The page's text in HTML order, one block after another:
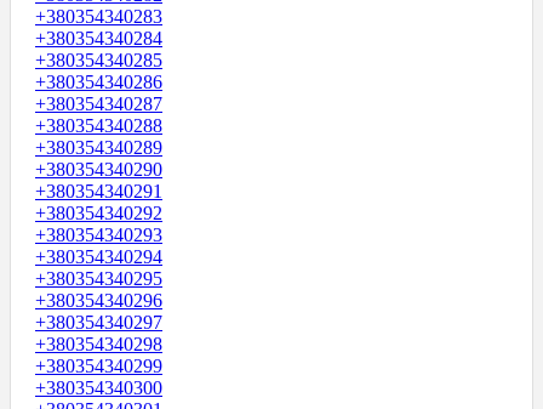
+380354340283
+380354340284
+380354340285
+380354340286
+380354340287
+380354340288
+380354340289
+380354340290
+380354340291
+380354340292
+380354340293
+380354340294
+380354340295
+380354340296
+380354340297
+380354340298
+380354340299
+380354340300